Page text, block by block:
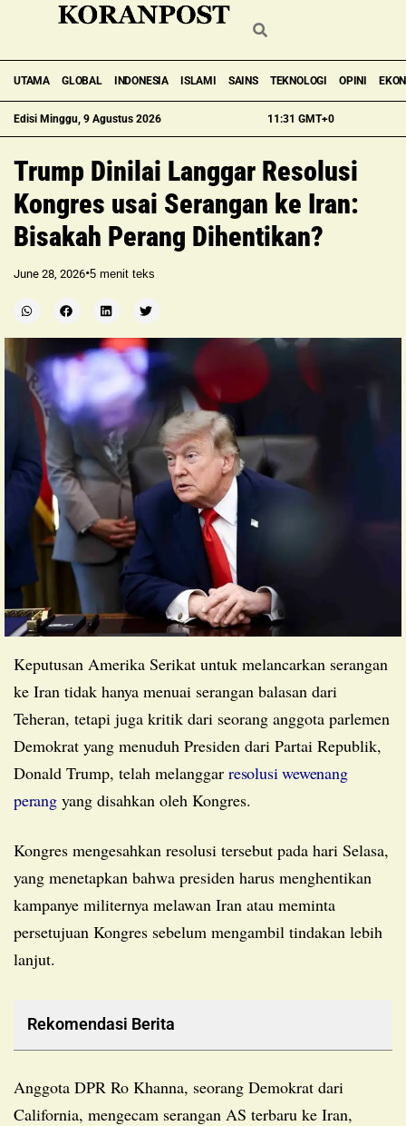
Edisi Minggu, 9 Agustus 2026 11:31 GMT+0
UTAMA GLOBAL INDONESIA ISLAMI SAINS TEKNOLOGI OPINI
Trump Dinilai Langgar Resolusi
Kongres usai Serangan ke Iran:
Bisakah Perang Dihentikan?
June 28, 2026•5 menit teks
Keputusan Amerika Serikat untuk melancarkan serangan
ke Iran tidak hanya menuai serangan balasan dari
Teheran, tetapi juga kritik dari seorang anggota parlemen
Demokrat yang menuduh Presiden dari Partai Republik,
Donald Trump, telah melanggar resolusi wewenang
perangyang disahkan oleh Kongres.
Kongres mengesahkan resolusi tersebut pada hari Selasa,
yang menetapkan bahwa presiden harus menghentikan
kampanye militernya melawan Iran atau meminta
persetujuan Kongres sebelum mengambil tindakan lebih
lanjut.
Rekomendasi Berita
Anggota DPR Ro Khanna, seorang Demokrat dari
California, mengecam serangan AS terbaru ke Iran,